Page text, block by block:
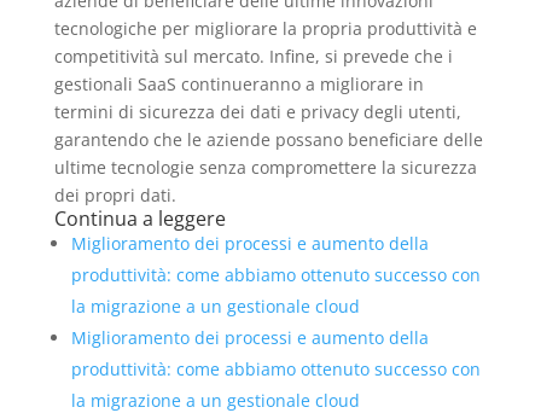
tecnologiche per migliorare la propria produttività e
competitività sul mercato. Infine, si prevede che i
gestionali SaaS continueranno a migliorare in
termini di sicurezza dei dati e privacy degli utenti,
garantendo che le aziende possano beneficiare delle
ultime tecnologie senza compromettere la sicurezza
dei propri dati.
Continua a leggere
Miglioramento dei processi e aumento della
produttività: come abbiamo ottenuto successo con
la migrazione a un gestionale cloud
Miglioramento dei processi e aumento della
produttività: come abbiamo ottenuto successo con
la migrazione a un gestionale cloud